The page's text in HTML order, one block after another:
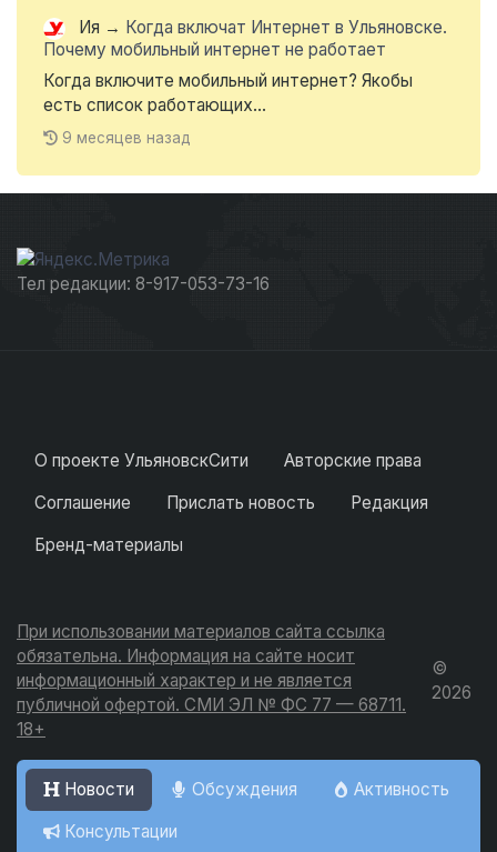
Ия → Когда включат Интернет в Ульяновске.
Почему мобильный интернет не работает
Когда включите мобильный интернет? Якобы
есть список работающих...
9 месяцев назад
Тел редакции: 8-917-053-73-16
О проекте УльяновскСити
Авторские права
Соглашение
Прислать новость
Редакция
Бренд-материалы
При использовании материалов сайта ссылка
обязательна. Информация на сайте носит
информационный характер и не является
публичной офертой. СМИ ЭЛ № ФС 77 — 68711.
18+
©
2026
Новости Обсуждения
Активность
Консультации